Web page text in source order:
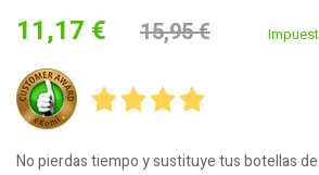
11,17 € 15,95 €
No pierdas tiempo y sustituye tus botellas